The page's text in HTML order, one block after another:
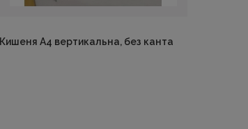
Кишеня А4 вертикальна, без канта